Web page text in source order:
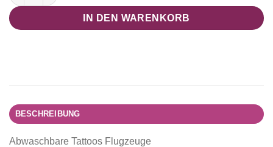
IN DEN WARENKORB
BESCHREIBUNG
Abwaschbare Tattoos Flugzeuge